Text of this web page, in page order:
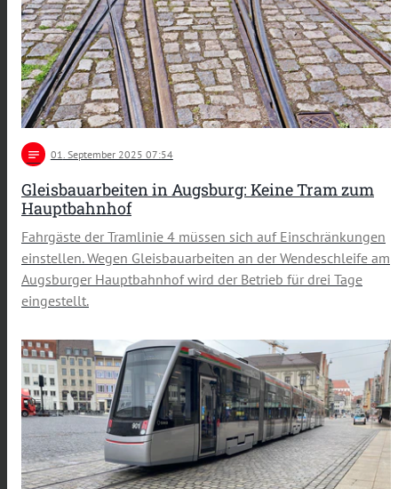
notes 01 . September 2025 07:54
Gleisbauarbeiten in Augsburg: Keine Tram zum
Hauptbahnhof
Fahrgäste der Tramlinie 4 müssen sich auf Einschränkungen
einstellen. Wegen Gleisbauarbeiten an der Wendeschleife am
Augsburger Hauptbahnhof wird der Betrieb für drei Tage
eingestellt.